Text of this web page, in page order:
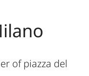
of piazza del